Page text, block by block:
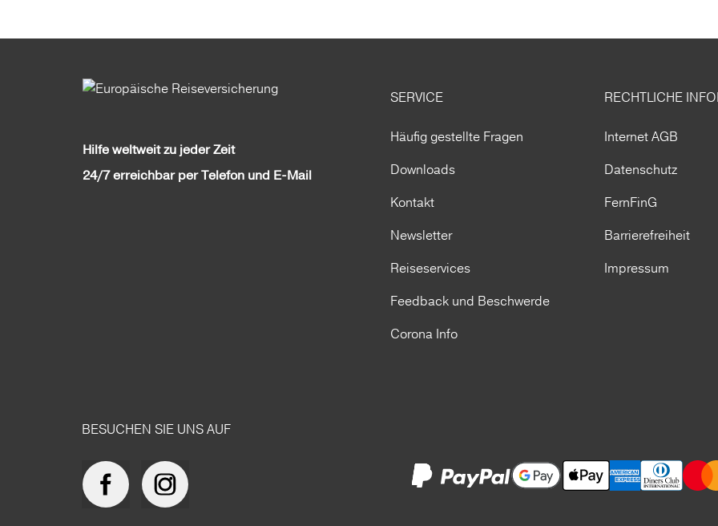
Hilfe weltweit zu jeder Zeit
24/7 erreichbar per Telefon und E-Mail
SERVICE
Häufig gestellte Fragen
Downloads
Kontakt
Newsletter
Reiseservices
Feedback und Beschwerde
Corona Info
RECHTLICHE
Internet AGB
Datenschutz
FernFinG
Barrierefreiheit
Impressum
BESUCHEN SIE UNS AUF